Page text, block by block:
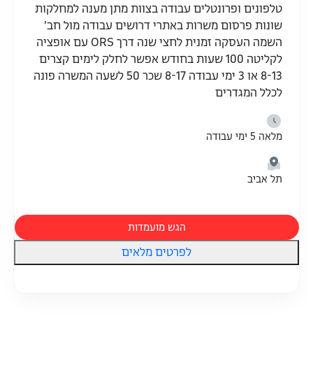
טלפונים ופרונטלים עבודה בצוות מתן מענה למחלקות
שונות פרסום משרות באתרי דרושים עבודה מול חב'
השמה העסקה זמנית לחצי שנה דרך ORS עם אופציה
לקליטה 100 שעות בחודש אפשר לחלק לימים קצרים
8-13 או 3 ימי עבודה 8-17 שכר 50 לשעה המשרה פונה
לכלל המגדרים
מלאה 5 ימי עבודה
תל אביב
הגש מועמדות
לפרטים מלאים